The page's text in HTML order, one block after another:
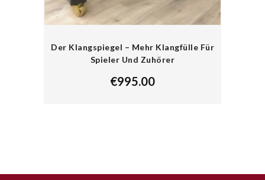
Der Klangspiegel – Mehr Klangfülle Für
Spieler Und Zuhörer
€995.00